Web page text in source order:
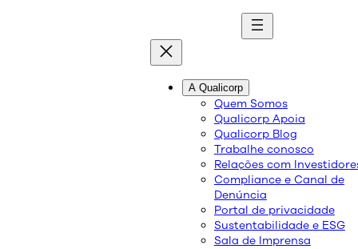
A Qualicorp
Quem Somos
Qualicorp Apoia
Qualicorp Blog
Trabalhe conosco
Relações com
Compliance e Canal de
Denúncia
Portal de privacidade
Sustentabilidade e ESG
Sala de Imprensa
blog
Conteúdo de qualidade e as melhores soluções
Cuidados com a saúde
bucal – dicas para uma boa